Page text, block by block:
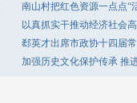
南山村把红色资源一点点“
以真抓实干推动经济社会
郄英才出席市政协十四届
加强历史文化保护传承 推